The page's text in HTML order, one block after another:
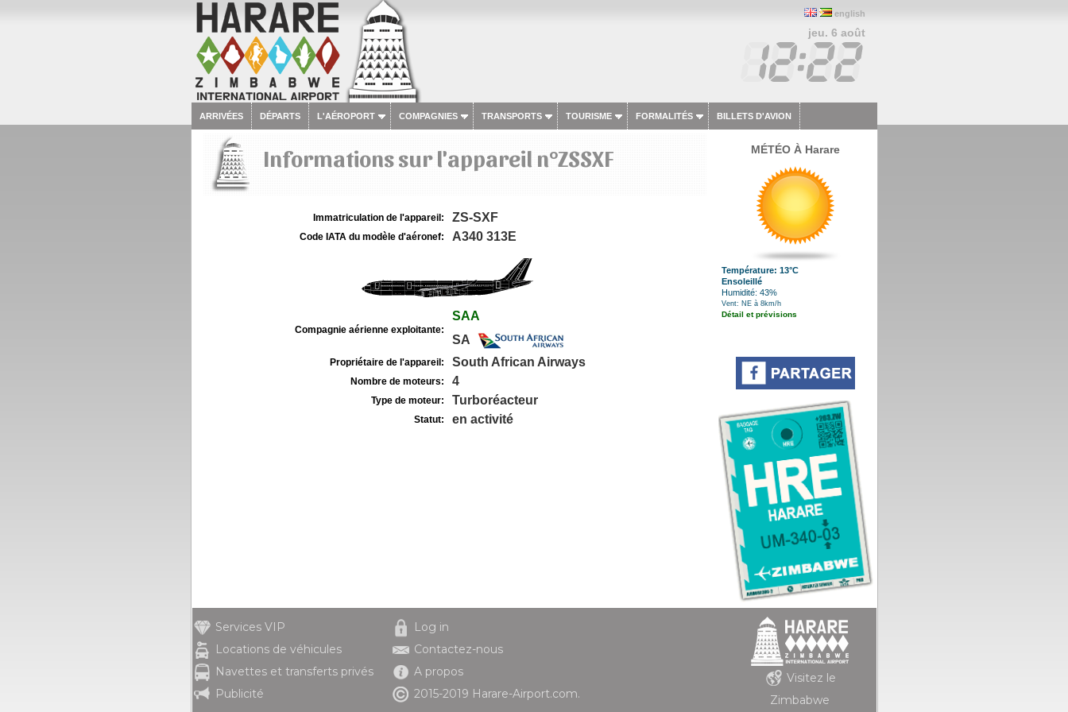
english
jeu. 6 août
ARRIVÉES DÉPARTS L'AÉROPORT COMPAGNIES TRANSPORTS TOURISME FORMALITÉS BILLETS D'AVION
Informations sur l'appareil n°ZSSXF
Immatriculation de l'appareil: ZS-SXF
Code IATA du modèle d'aéronef: A340 313E
Compagnie aérienne exploitante:
SAA
SA
Propriétaire de l'appareil: South African Airways
Nombre de moteurs: 4
Type de moteur: Turboréacteur
Statut: en activité
MÉTÉO À Harare
Température: 13°C
Ensoleillé
Humidité: 43%
Vent: NE à 8km/h
Détail et prévisions
Services VIP
Locations de véhicules
Navettes et transferts privés
Publicité
Log in
Contactez-nous
A propos
2015-2019 Harare-Airport.com.
Visitez le
Zimbabwe